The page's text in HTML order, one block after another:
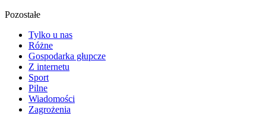
Pozostałe
Tylko u nas
Różne
Gospodarka głupcze
Z internetu
Sport
Pilne
Wiadomości
Zagrożenia